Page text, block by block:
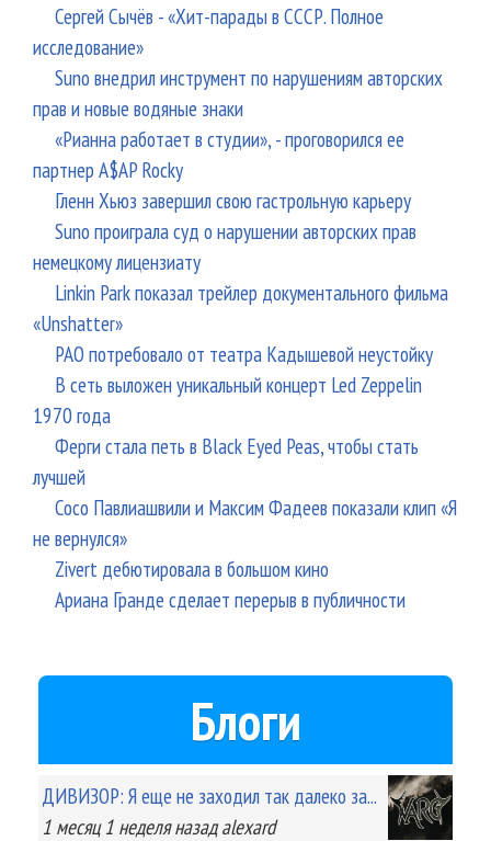
Сергей Сычёв - «Хит-парады в СССР. Полное
исследование»
Suno внедрил инструмент по нарушениям авторских
прав и новые водяные знаки
«Рианна работает в студии», - проговорился ее
партнер A$AP Rocky
Гленн Хьюз завершил свою гастрольную карьеру
Suno проиграла суд о нарушении авторских прав
немецкому лицензиату
Linkin Park показал трейлер документального фильма
«Unshatter»
РАО потребовало от театра Кадышевой неустойку
В сеть выложен уникальный концерт Led Zeppelin
1970 года
Ферги стала петь в Black Eyed Peas, чтобы стать
лучшей
Сосо Павлиашвили и Максим Фадеев показали клип «Я
не вернулся»
Zivert дебютировала в большом кино
Ариана Гранде сделает перерыв в публичности
Блоги
ДИВИЗОР: Я еще не заходил так далеко за...
1 месяц 1 неделяназад alexard